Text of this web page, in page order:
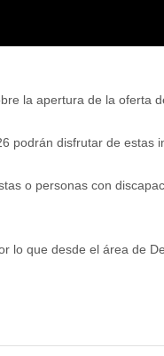
la apertura de la oferta
podrán disfrutar de estas
o personas con
lo que desde el área de